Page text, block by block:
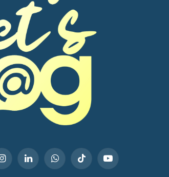
InstagramLinkedInWhatsAppTikTok YouTube